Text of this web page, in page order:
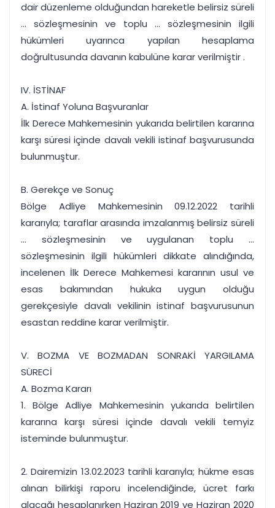
dair düzenleme olduğundan hareketle belirsiz süreli
... sözleşmesinin ve toplu ... sözleşmesinin ilgili
hükümleri uyarınca yapılan hesaplama
doğrultusunda davanın kabulüne karar verilmiştir .
IV. İSTİNAF
A. İstinaf Yoluna Başvuranlar
İlk Derece Mahkemesinin yukarıda belirtilen kararına
karşı süresi içinde davalı vekili istinaf başvurusunda
bulunmuştur.
B. Gerekçe ve Sonuç
Bölge Adliye Mahkemesinin 09.12.2022 tarihli
kararıyla; taraflar arasında imzalanmış belirsiz süreli
... sözleşmesinin ve uygulanan toplu ...
sözleşmesinin ilgili hükümleri dikkate alındığında,
incelenen İlk Derece Mahkemesi kararının usul ve
esas bakımından hukuka uygun olduğu
gerekçesiyle davalı vekilinin istinaf başvurusunun
esastan reddine karar verilmiştir.
V. BOZMA VE BOZMADAN SONRAKİ YARGILAMA
SÜRECİ
A. Bozma Kararı
1. Bölge Adliye Mahkemesinin yukarıda belirtilen
kararına karşı süresi içinde davalı vekili temyiz
isteminde bulunmuştur.
2. Dairemizin 13.02.2023 tarihli kararıyla; hükme esas
alınan bilirkişi raporu incelendiğinde, ücret farkı
alacağı hesaplanırken Haziran 2019 ve Haziran 2020